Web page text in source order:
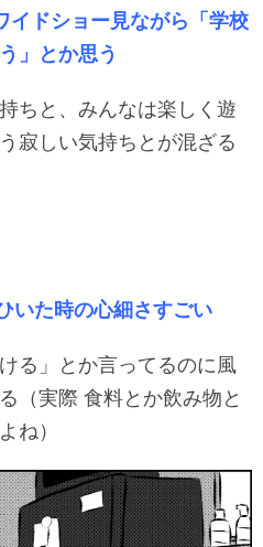
イドショー見ながら「学校
」とか思う
ちと、みんなは楽しく遊
寂しい気持ちとが混ざる
いた時の心細さすごい
る」とか言ってるのに風
（実際 食料とか飲み物と
ね）